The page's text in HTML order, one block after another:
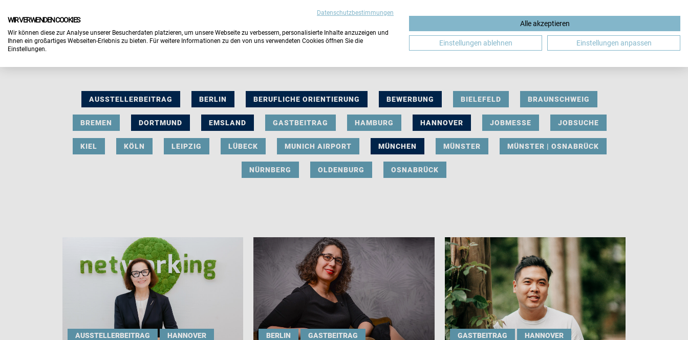
DE
AUSSTELLERBEITRAG BERLIN BERUFLICHE ORIENTIERUNG BEWERBUNG BIELEFELD BRAUNSCHWEIG
BREMEN DORTMUND EMSLAND GASTBEITRAG HAMBURG HANNOVER JOBMESSE JOBSUCHE
KIEL KÖLN LEIPZIG LÜBECK MUNICH AIRPORT MÜNCHEN MÜNSTER MÜNSTER | OSNABRÜCK
NÜRNBERG OLDENBURG OSNABRÜCK
AUSSTELLERBEITRAG HANNOVER BERLIN GASTBEITRAG GASTBEITRAG HANNOVER
Datenschutzbestimmungen
WIR VERWENDEN COOKIES
Wir können diese zur Analyse unserer Besucherdaten platzieren, um unsere Webseite zu verbessern, personalisierte Inhalte anzuzeigen und
Ihnen ein großartiges Webseiten-Erlebnis zu bieten. Für weitere Informationen zu den von uns verwendeten Cookies öffnen Sie die
Einstellungen.
Alle akzeptieren
Einstellungen ablehnen Einstellungen anpassen